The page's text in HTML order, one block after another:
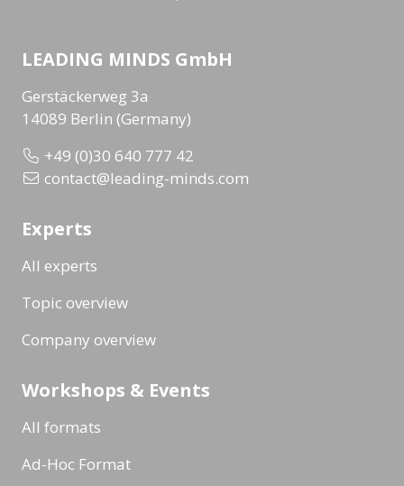
LEADING MINDS GmbH
Gerstäckerweg 3a
14089 Berlin (Germany)
+49 (0)30 640 777 42
contact@leading-minds.com
Experts
All experts
Topic overview
Company overview
Workshops & Events
All formats
Ad-Hoc Format